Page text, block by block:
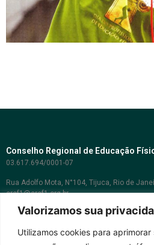
Valorizamos sua
Utilizamos cookies para
Conselho Regional de Educação
03.617.694/0001-07
Rua Adolfo Mota, N°104, Tijuca, Rio de
cref1@cref1.org.br
Assessoria de comunicação: